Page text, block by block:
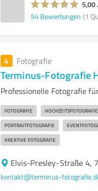
5,00
54 Bewertungen (1
4 Fotografie
Terminus-Fotografie
Professionelle Fotografie
FOTOGRAFIE HOCHZEITSFOTOGRAFIE
PORTRAITFOTOGRAFIE
KREATIVE FOTOGRAFIE
Elvis-Presley-Straße 4,
kontakt@terminus-